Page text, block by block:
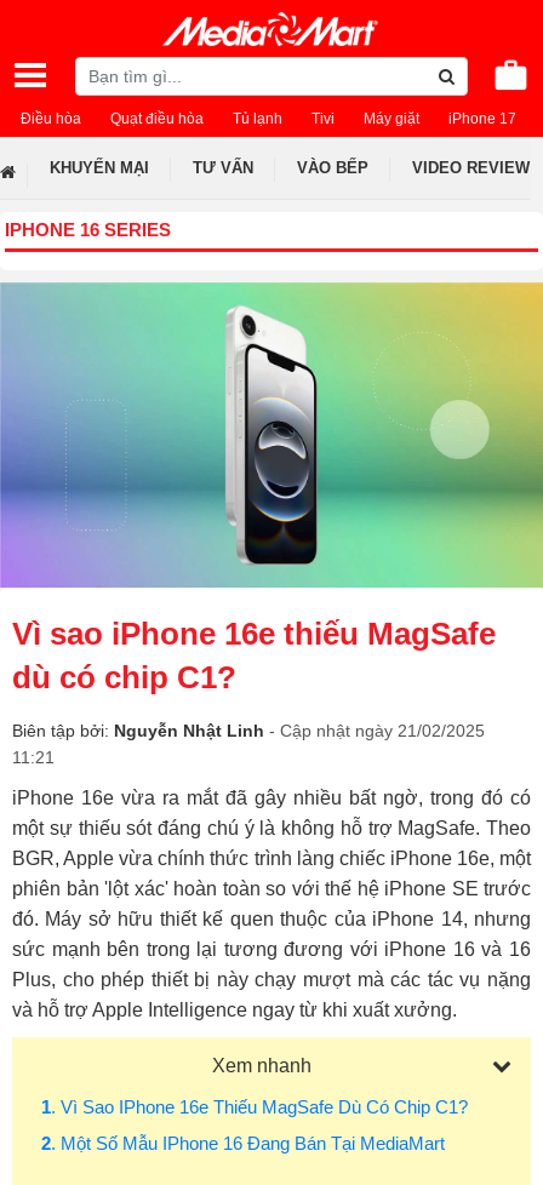
Điều hòa Quạt điều hòa Tủ lạnh Tivi Máy giặt iPhone 17
KHUYẾN MẠI TƯ VẤN VÀO BẾP VIDEO REVIEW
IPHONE 16 SERIES
Vì sao iPhone 16e thiếu MagSafe
dù có chip C1?
Biên tập bởi: Nguyễn Nhật Linh - Cập nhật ngày 21/02/2025
11:21
iPhone 16e vừa ra mắt đã gây nhiều bất ngờ, trong đó có
một sự thiếu sót đáng chú ý là không hỗ trợ MagSafe. Theo
BGR, Apple vừa chính thức trình làng chiếc iPhone 16e, một
phiên bản 'lột xác' hoàn toàn so với thế hệ iPhone SE trước
đó. Máy sở hữu thiết kế quen thuộc của iPhone 14, nhưng
sức mạnh bên trong lại tương đương với iPhone 16 và 16
Plus, cho phép thiết bị này chạy mượt mà các tác vụ nặng
và hỗ trợ Apple Intelligence ngay từ khi xuất xưởng.
Xem nhanh
1. Vì Sao IPhone 16e Thiếu MagSafe Dù Có Chip C1?
2. Một Số Mẫu IPhone 16 Đang Bán Tại MediaMart